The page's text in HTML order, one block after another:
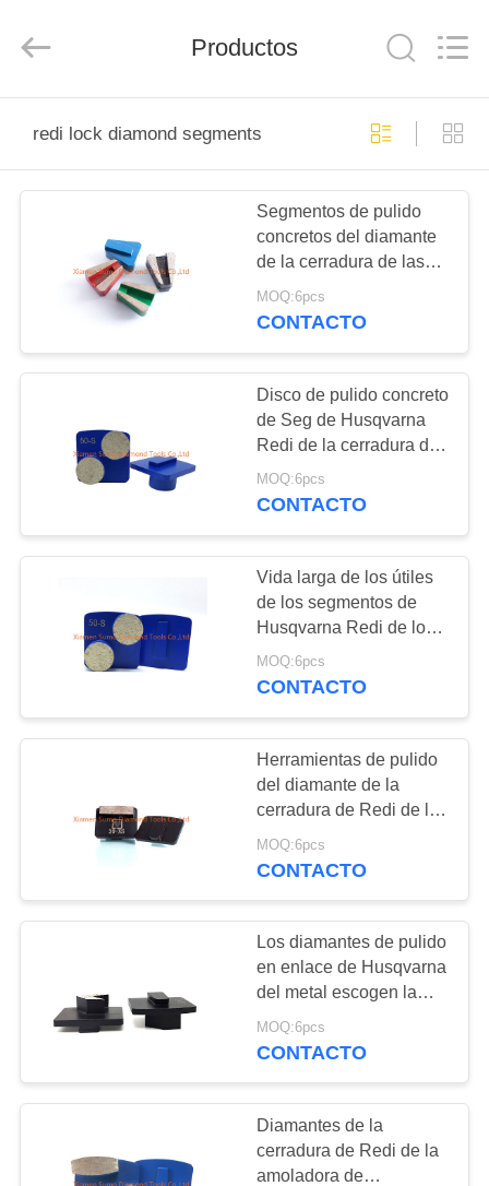
PRODUCTOS
SOBRE
NOSOTROS
VIAJE
FÁBRICA
CONTROL
DE
CALIDAD
ÉNTRENOS
EN
CONTACTO
CITA
MAPA
DEL
Rights
by
Productos
redi lock diamond segments
Segmentos de pulido
concretos del diamante
de la cerradura de las
herramientas V Seg
Redi de Scanmaskin
MOQ:6pcs
CONTACTO
Disco de pulido concreto
de Seg de Husqvarna
Redi de la cerradura del
botón doble azul de los
diamantes
MOQ:6pcs
CONTACTO
Vida larga de los útiles
de los segmentos de
Husqvarna Redi de los
diamantes redondos de
la cerradura
MOQ:6pcs
CONTACTO
Herramientas de pulido
del diamante de la
cerradura de Redi de los
diamantes de
Husqvarna del alto
MOQ:6pcs
CONTACTO
Los diamantes de pulido
en enlace de Husqvarna
del metal escogen la
cerradura Seg de Redi
de la flecha
MOQ:6pcs
CONTACTO
Diamantes de la
cerradura de Redi de la
amoladora de